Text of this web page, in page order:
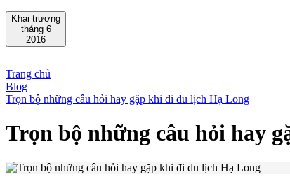
Khai trương
tháng 6
2016
Trang chủ
Blog
Trọn bộ những câu hỏi hay gặp khi đi du lịch Hạ Long
Trọn bộ những câu hỏi hay